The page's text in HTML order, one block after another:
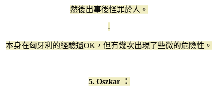
然後出事後怪罪於人。
.
本身在匈牙利的經驗還OK，但有幾次出現了些微的危險性。
5. Oszkar ：